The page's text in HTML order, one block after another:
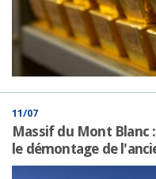
11/07
Massif du Mont Blanc
le démontage de